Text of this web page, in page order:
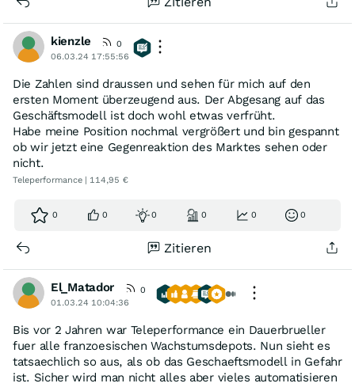
kienzle
0
06.03.24 17:55:56
Die Zahlen sind draussen und sehen für mich auf den
ersten Moment überzeugend aus. Der Abgesang auf das
Geschäftsmodell ist doch wohl etwas verfrüht.
Habe meine Position nochmal vergrößert und bin gespannt
ob wir jetzt eine Gegenreaktion des Marktes sehen oder
nicht.
Teleperformance | 114,95 €
0 0 0 0 0 0
Zitieren
El_Matador
0
01.03.24 10:04:36
Bis vor 2 Jahren war Teleperformance ein Dauerbrueller
fuer alle franzoesischen Wachstumsdepots. Nun sieht es
tatsaechlich so aus, als ob das Geschaeftsmodell in Gefahr
ist. Sicher wird man nicht alles aber vieles automatisieren